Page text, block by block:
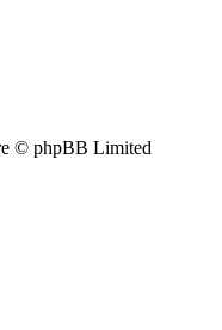
© phpBB Limited